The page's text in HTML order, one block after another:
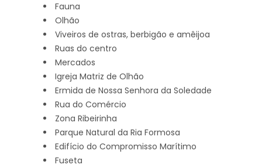
Fauna
Olhão
Viveiros de ostras, berbigão e amêijoa
Ruas do centro
Mercados
Igreja Matriz de Olhão
Ermida de Nossa Senhora da Soledade
Rua do Comércio
Zona Ribeirinha
Parque Natural da Ria Formosa
Edifício do Compromisso Marítimo
Fuseta